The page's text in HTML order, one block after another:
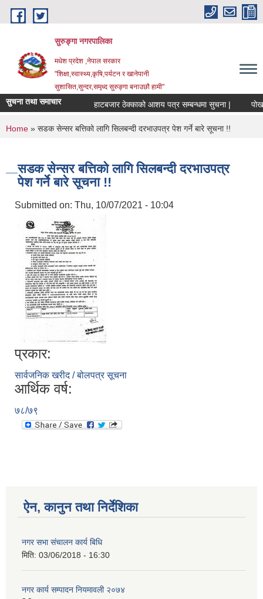
Skip to main content
सुरुङ्‍गा नगरपालिका
मधेश प्रदेश ,नेपाल सरकार
"शिक्षा,स्वास्थ्य,कृषि,पर्यटन र खानेपानी
सुशासित,सुन्दर,समृध्द सुरुङ्गा बनाउछौ हामी"
सुचना तथा समाचार हाटबजार ठेक्काको आशय पत्र सम्बन्धमा सुचना |
You are here
Home » सडक सेन्सर बत्तिको लागि सिलबन्दी दरभाउपत्र पेश गर्ने बारे सूचना !!
सडक सेन्सर बत्तिको लागि सिलबन्दी दरभाउपत्र
पेश गर्ने बारे सूचना !!
Submitted on: Thu, 10/07/2021 - 10:04
प्रकार:
सार्वजनिक खरीद / बोलपत्र सूचना
आर्थिक वर्ष:
७८/७९
ऐन, कानुन तथा निर्देशिका
नगर सभा संचालन कार्य बिधि
मिति: 03/06/2018 - 16:30
नगर कार्य सम्पादन नियमावली २०७४